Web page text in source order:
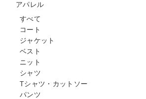
アパレル
すべて
コート
ジャケット
ベスト
ニット
シャツ
Tシャツ・カットソー
パンツ